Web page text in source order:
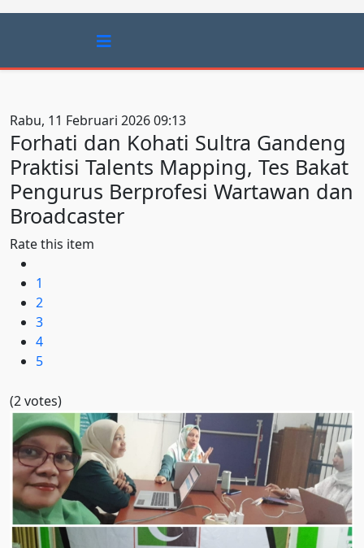
Rabu, 11 Februari 2026 09:13
Forhati dan Kohati Sultra Gandeng
Praktisi Talents Mapping, Tes Bakat
Pengurus Berprofesi Wartawan dan
Broadcaster
Rate this item
1
2
3
4
5
(2 votes)